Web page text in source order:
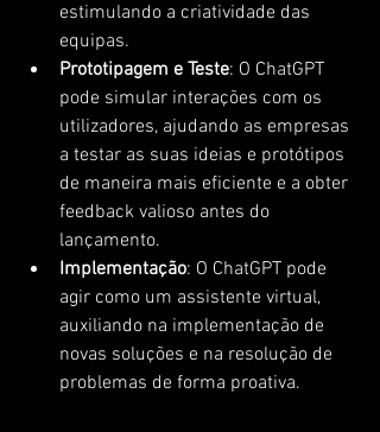
estimulando a criatividade das
equipas.
Prototipagem e Teste: O ChatGPT
pode simular interações com os
utilizadores, ajudando as empresas
a testar as suas ideias e protótipos
de maneira mais eficiente e a obter
feedback valioso antes do
lançamento.
Implementação: O ChatGPT pode
agir como um assistente virtual,
auxiliando na implementação de
novas soluções e na resolução de
problemas de forma proativa.